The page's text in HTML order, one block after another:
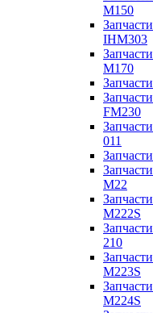
M150
IHM303
M170
FM230
011
M22
M222S
210
M223S
M224S